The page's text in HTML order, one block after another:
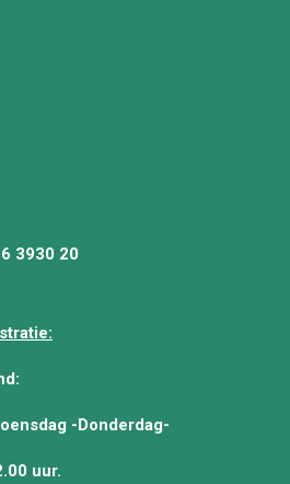
50
3930 20
-Donderdag-
uur.